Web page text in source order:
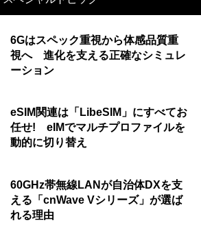
6Gはスペック重視から体感品質重
視へ 進化を支える正確なシミュレ
ーション
eSIM関連は「LibeSIM」にすべてお
任せ! eIMでマルチプロファイルを
動的に切り替え
60GHz帯無線LANが自治体DXを支
える「cnWave Vシリーズ」が選ば
れる理由